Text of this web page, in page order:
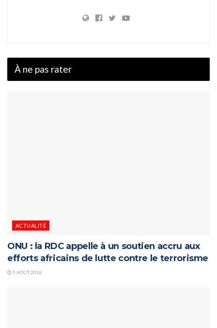
À ne pas rater
ACTUALITÉ
ONU : la RDC appelle à un soutien accru aux
efforts africains de lutte contre le terrorisme
5 AOÛT 2026